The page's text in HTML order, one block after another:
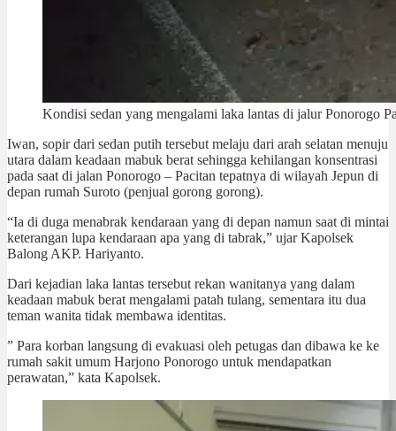
Kondisi sedan yang mengalami laka lantas di jalur Ponorogo
Iwan, sopir dari sedan putih tersebut melaju dari arah selatan menuju
utara dalam keadaan mabuk berat sehingga kehilangan konsentrasi
pada saat di jalan Ponorogo – Pacitan tepatnya di wilayah Jepun di
depan rumah Suroto (penjual gorong gorong).
“Ia di duga menabrak kendaraan yang di depan namun saat di mintai
keterangan lupa kendaraan apa yang di tabrak,” ujar Kapolsek
Balong AKP. Hariyanto.
Dari kejadian laka lantas tersebut rekan wanitanya yang dalam
keadaan mabuk berat mengalami patah tulang, sementara itu dua
teman wanita tidak membawa identitas.
” Para korban langsung di evakuasi oleh petugas dan dibawa ke ke
rumah sakit umum Harjono Ponorogo untuk mendapatkan
perawatan,” kata Kapolsek.